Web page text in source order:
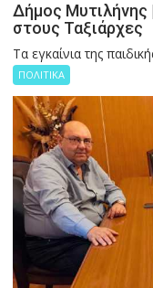
Δήμος Μυτιλήνης
στους Ταξιάρχες
Tα εγκαίνια της
ΠΟΛΙΤΙΚΑ